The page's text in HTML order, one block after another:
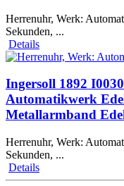
Herrenuhr, Werk:
Sekunden, ...
Details
Ingersoll 1892
Automatikwerk
Metallarmband
Herrenuhr, Werk:
Sekunden, ...
Details